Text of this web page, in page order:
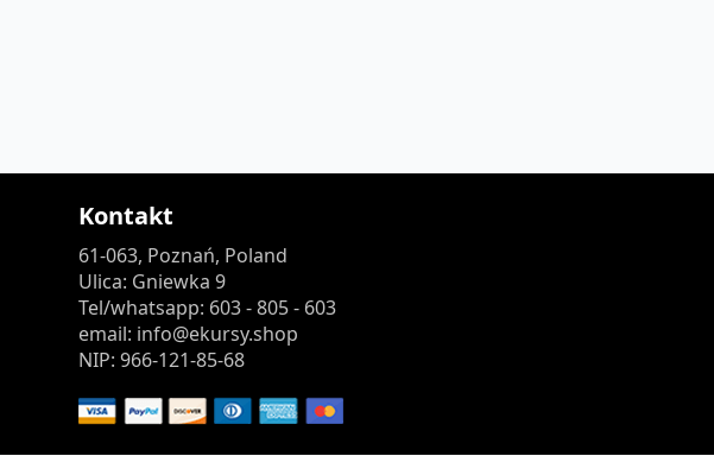
Kontakt
61-063, Poznań, Poland
Ulica: Gniewka 9
Tel/whatsapp: 603 - 805 - 603
email: info@ekursy.shop
NIP: 966-121-85-68